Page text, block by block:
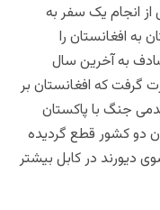
انجام یک سفر به
پشتونستان به افغانستان را
به آخرین سال
گرفت که افغانستان بر
جنگ با پاکستان
دو کشور قطع گردیده
دیورند در کابل بیشتر